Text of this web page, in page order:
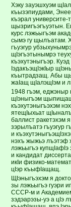
Хэку зауэшхуэм
къызэпиудами,
къэрал
щызригъэгъуэтын.
курс лэжьыгъэм
сымэ гу щылъатам.
гъуэгур
щIэгъэтынымрэ
къэхутэныгъэр.
IэдакъэщIэкIыр
къытрадзащ. Абы
жаIащ щIалэщIэм и
1948 гъэм, еджэныр
щIэныгъэм
къэхутэныгъэхэм
ятещIыхьат
баллист ракетэхэм
зэрылъатэ гъуэгур
и
нэхъ жыжьэ лъэтэф
лэжьыгъэ
и кандидат
икIи физико-
цIэр къыфIащащ.
ЩIэныгъэхэм я
зы лэжьыгъэ гуэри
СССР-м и
зэдэарэзы-уэ а цIэ